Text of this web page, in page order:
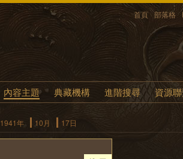
首頁 部落格
內容主題 典藏機構 進階搜尋 資源
1941年 10月 17日